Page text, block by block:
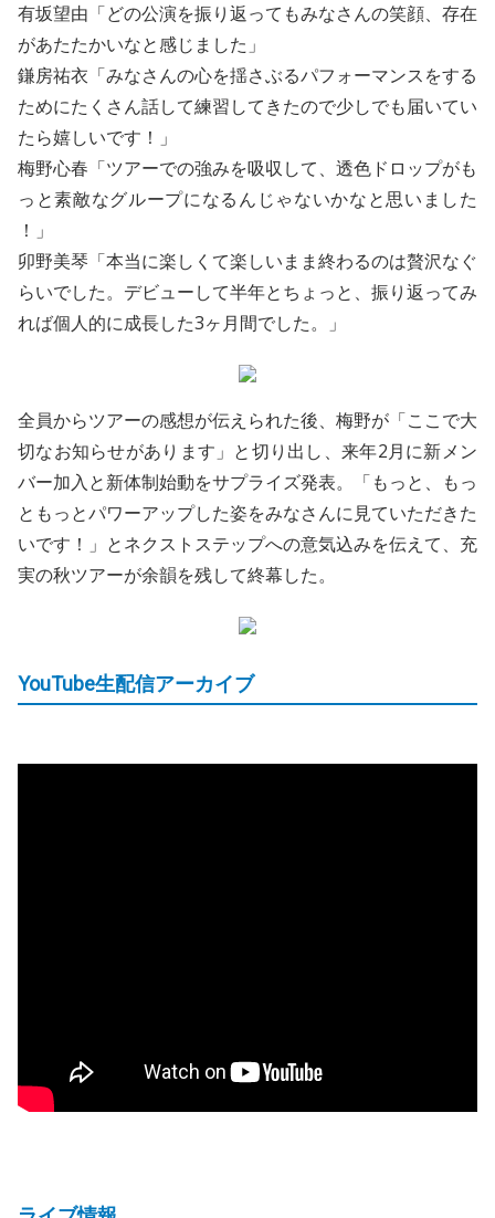
有坂望由「どの公演を振り返ってもみなさんの笑顔、存在
があたたかいなと感じました」
鎌房祐衣「みなさんの心を揺さぶるパフォーマンスをする
ためにたくさん話して練習してきたので少しでも届いてい
たら嬉しいです！」
梅野心春「ツアーでの強みを吸収して、透色ドロップがも
っと素敵なグループになるんじゃないかなと思いました
！」
卯野美琴「本当に楽しくて楽しいまま終わるのは贅沢なぐ
らいでした。デビューして半年とちょっと、振り返ってみ
れば個人的に成長した3ヶ月間でした。」
全員からツアーの感想が伝えられた後、梅野が「ここで大
切なお知らせがあります」と切り出し、来年2月に新メン
バー加入と新体制始動をサプライズ発表。「もっと、もっ
ともっとパワーアップした姿をみなさんに見ていただきた
いです！」とネクストステップへの意気込みを伝えて、充
実の秋ツアーが余韻を残して終幕した。
YouTube生配信アーカイブ